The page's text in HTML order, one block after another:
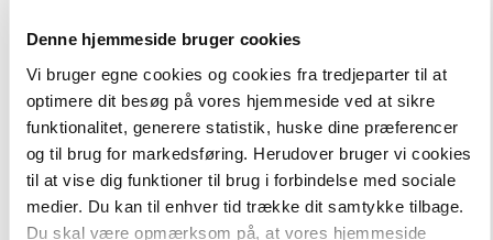
Denne hjemmeside bruger cookies
Vi bruger egne cookies og cookies fra tredjeparter til at
optimere dit besøg på vores hjemmeside ved at sikre
funktionalitet, generere statistik, huske dine præferencer
og til brug for markedsføring. Herudover bruger vi cookies
til at vise dig funktioner til brug i forbindelse med sociale
medier. Du kan til enhver tid trække dit samtykke tilbage.
Du skal være opmærksom på, at vores hjemmeside
FAG
NIVEAU
2. klasse 3. klasse 4. klasse 5. klasse 6. klasse
FORMAT
Bogpakke, fysisk
ISBN
9788723579669